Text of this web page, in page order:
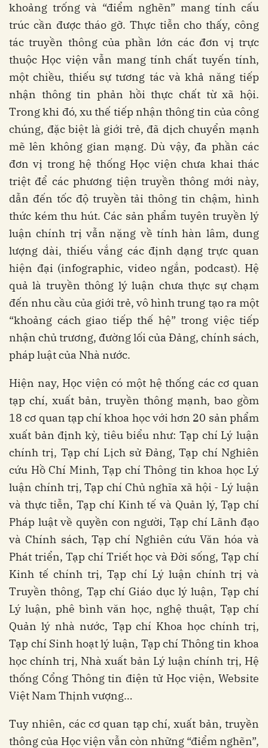
khoảng trống và “điểm nghẽn” mang tính cấu
trúc cần được tháo gỡ. Thực tiễn cho thấy, công
tác truyền thông của phần lớn các đơn vị trực
thuộc Học viện vẫn mang tính chất tuyến tính,
một chiều, thiếu sự tương tác và khả năng tiếp
nhận thông tin phản hồi thực chất từ xã hội.
Trong khi đó, xu thế tiếp nhận thông tin của công
chúng, đặc biệt là giới trẻ, đã dịch chuyển mạnh
mẽ lên không gian mạng. Dù vậy, đa phần các
đơn vị trong hệ thống Học viện chưa khai thác
triệt để các phương tiện truyền thông mới này,
dẫn đến tốc độ truyền tải thông tin chậm, hình
thức kém thu hút. Các sản phẩm tuyên truyền lý
luận chính trị vẫn nặng về tính hàn lâm, dung
lượng dài, thiếu vắng các định dạng trực quan
hiện đại (infographic, video ngắn, podcast). Hệ
quả là truyền thông lý luận chưa thực sự chạm
đến nhu cầu của giới trẻ, vô hình trung tạo ra một
“khoảng cách giao tiếp thế hệ” trong việc tiếp
nhận chủ trương, đường lối của Đảng, chính sách,
pháp luật của Nhà nước.
Hiện nay, Học viện có một hệ thống các cơ quan
tạp chí, xuất bản, truyền thông mạnh, bao gồm
18 cơ quan tạp chí khoa học với hơn 20 sản phẩm
xuất bản định kỳ, tiêu biểu như: Tạp chí Lý luận
chính trị, Tạp chí Lịch sử Đảng, Tạp chí Nghiên
cứu Hồ Chí Minh, Tạp chí Thông tin khoa học Lý
luận chính trị, Tạp chí Chủ nghĩa xã hội - Lý luận
và thực tiễn, Tạp chí Kinh tế và Quản lý, Tạp chí
Pháp luật về quyền con người, Tạp chí Lãnh đạo
và Chính sách, Tạp chí Nghiên cứu Văn hóa và
Phát triển, Tạp chí Triết học và Đời sống, Tạp chí
Kinh tế chính trị, Tạp chí Lý luận chính trị và
Truyền thông, Tạp chí Giáo dục lý luận, Tạp chí
Lý luận, phê bình văn học, nghệ thuật, Tạp chí
Quản lý nhà nước, Tạp chí Khoa học chính trị,
Tạp chí Sinh hoạt lý luận, Tạp chí Thông tin khoa
học chính trị, Nhà xuất bản Lý luận chính trị, Hệ
thống Cổng Thông tin điện tử Học viện, Website
Việt Nam Thịnh vượng…
Tuy nhiên, các cơ quan tạp chí, xuất bản, truyền
thông của Học viện vẫn còn những “điểm nghẽn”,